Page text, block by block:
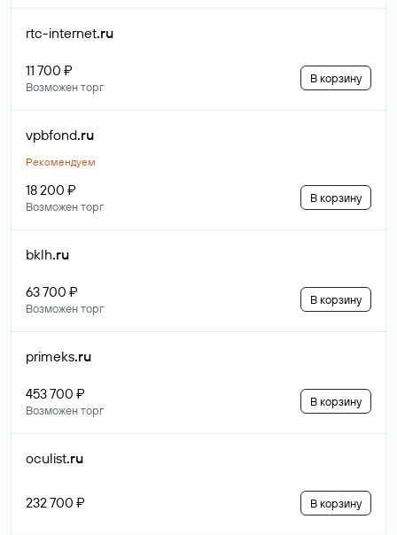
rtc-internet.ru
11 700 ₽
Возможен торг
В корзину
vpbfond.ru
Рекомендуем
18 200 ₽
Возможен торг
В корзину
bklh.ru
63 700 ₽
Возможен торг
В корзину
primeks.ru
453 700 ₽
Возможен торг
В корзину
oculist.ru
232 700 ₽ В корзину